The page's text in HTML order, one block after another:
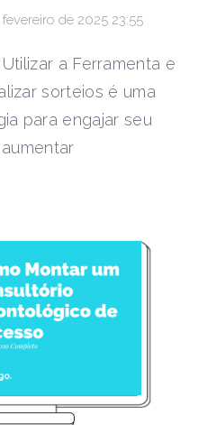
fevereiro de 2025 23:55
a Ferramenta e
sorteios é uma
para engajar seu